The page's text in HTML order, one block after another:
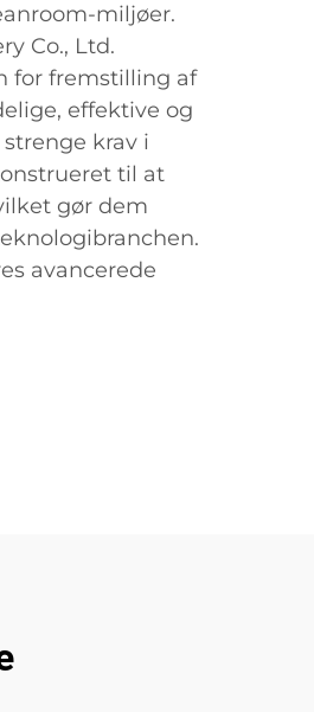
miljøer.
Co., Ltd.
for fremstilling af
effektive og
krav i
til at
gør dem
avancerede